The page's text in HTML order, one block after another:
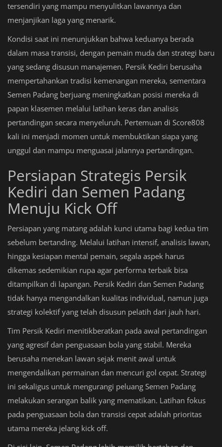
tersendiri yang mampu menyulitkan lawannya dan
menjanjikan laga yang menarik.
Kondisi saat ini menunjukkan bahwa keduanya berada
dalam masa transisi, dengan pemain muda dan strategi baru
yang sedang disusun manajemen. Persik Kediri berusaha
mempertahankan tradisi kemenangan mereka, sementara
Semen Padang berjuang meningkatkan posisi mereka di
papan klasemen melalui latihan keras dan analisis
pertandingan secara menyeluruh. Pertemuan di Score808
kali ini menjadi momen untuk membuktikan siapa yang
unggul dan mampu menguasai jalannya pertandingan.
Persiapan Strategis Persik
Kediri dan Semen Padang
Menuju Kick Off
Persiapan yang matang adalah kunci utama bagi kedua tim
sebelum bertanding. Melalui latihan intensif, analisis lawan,
hingga kesiapan mental pemain, segala aspek harus
dikemas sedemikian rupa agar performa terbaik bisa
ditampilkan di lapangan. Persik Kediri dan Semen Padang
tidak hanya mengandalkan kualitas individual, namun juga
strategi kolektif yang telah disusun pelatih dari jauh hari.
Tim Persik Kediri menitikberatkan pada awal pertandingan
yang agresif dan penguasaan bola yang stabil. Mereka
berusaha menekan lawan sejak menit awal untuk
mengendalikan permainan dan mencuri gol cepat. Strategi
ini sekaligus untuk mengurangi peluang Semen Padang
melakukan serangan balik yang mematikan. Latihan fokus
pada penguasaan bola dan transisi cepat adalah prioritas
utama mereka jelang kick off.